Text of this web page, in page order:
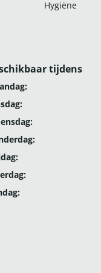
Hygiëne
tijdens